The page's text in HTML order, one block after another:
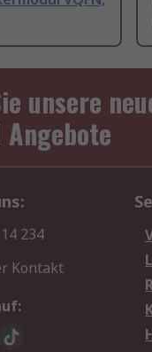
unsere
234
Kontakt